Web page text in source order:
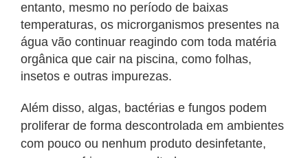
entanto, mesmo no período de baixas
temperaturas, os microrganismos presentes na
água vão continuar reagindo com toda matéria
orgânica que cair na piscina, como folhas,
insetos e outras impurezas.
Além disso, algas, bactérias e fungos podem
proliferar de forma descontrolada em ambientes
com pouco ou nenhum produto desinfetante,